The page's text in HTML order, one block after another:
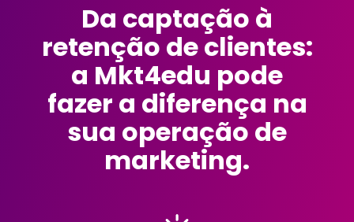
Da captação à
retenção de clientes:
a Mkt4edu pode
fazer a diferença na
sua operação de
marketing.